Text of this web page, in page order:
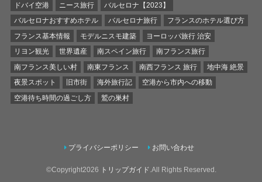
ドバイ空港
ニース旅行
バルセロナ【2023】
バルセロナおすすめホテル
バルセロナ旅行
フランスのホテル選び方
フランス基本情報
モデルニスモ建築
ヨーロッパ旅行 治安
リヨン観光
世界遺産 南スペイン旅行
南フランス旅行
南フランス美しい村
南東フランス 南西フランス 旅行
地中海 絶景
夜景スポット
旧市街 海外旅行記
空港から市内への移動
空港待ち時間の過ごし方
鷲の巣村
プライバシーポリシー お問い合わせ
©Copyright2026 トリップガイド .All Rights Reserved.